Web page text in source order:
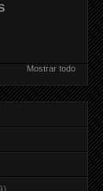
Mostrar todo